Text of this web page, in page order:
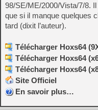
98/SE/ME/2000/Vista/7/8.
que si il manque quelques
tard (dixit l’auteur).
Télécharger Hoxs64
Télécharger Hoxs64
Télécharger Hoxs64
Site Officiel
En savoir plus…